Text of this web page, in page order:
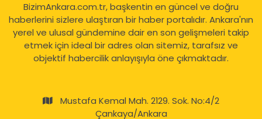
BizimAnkara.com.tr, başkentin en güncel ve doğru
haberlerini sizlere ulaştıran bir haber portalıdır. Ankara'nın
yerel ve ulusal gündemine dair en son gelişmeleri takip
etmek için ideal bir adres olan sitemiz, tarafsız ve
objektif habercilik anlayışıyla öne çıkmaktadır.
Mustafa Kemal Mah. 2129. Sok. No:4/2
Çankaya/Ankara